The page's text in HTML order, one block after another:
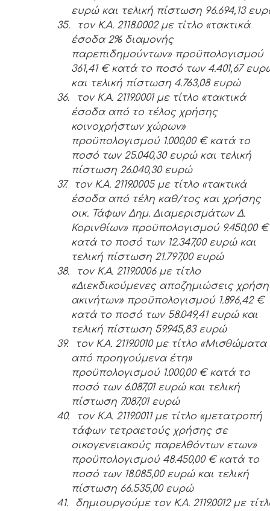
ευρώ και τελική πίστωση 96.694,13
35.
τον Κ.Α. 2118.0002 με τίτλο «τακτικά
έσοδα 2% διαμονής
παρεπιδημούντων» προϋπολογισμού
361,41 € κατά το ποσό των 4.401,67
και τελική πίστωση 4.763,08 ευρώ
36.
τον Κ.Α. 2119.0001 με τίτλο «τακτικά
έσοδα από το τέλος χρήσης
κοινοχρήστων χώρων»
προϋπολογισμού 1.000,00 € κατά το
ποσό των 25.040,30 ευρώ και τελική
πίστωση 26.040,30 ευρώ
37.
τον Κ.Α. 2119.0005 με τίτλο «τακτικά
έσοδα από τέλη καθ/τος και χρήσης
οικ. Τάφων Δημ. Διαμερισμάτων Δ.
Κορινθίων» προϋπολογισμού 9.450,00 €
κατά το ποσό των 12.347,00 ευρώ και
τελική πίστωση 21.797,00 ευρώ
38.
τον Κ.Α. 2119.0006 με τίτλο
«Διεκδικούμενες αποζημιώσεις
ακινήτων» προϋπολογισμού 1.896,42 €
κατά το ποσό των 58.049,41 ευρώ και
τελική πίστωση 59.945,83 ευρώ
39.
τον Κ.Α. 2119.0010 με τίτλο «Μισθώματα
από προηγούμενα έτη»
προϋπολογισμού 1.000,00 € κατά το
ποσό των 6.087,01 ευρώ και τελική
πίστωση 7.087,01 ευρώ
40.
τον Κ.Α. 2119.0011 με τίτλο «μετατροπή
τάφων τετραετούς χρήσης σε
οικογενειακούς παρελθόντων ετων»
προϋπολογισμού 48.450,00 € κατά το
ποσό των 18.085,00 ευρώ και τελική
πίστωση 66.535,00 ευρώ
41.
δημιουργούμε τον Κ.Α. 2119.0012 με